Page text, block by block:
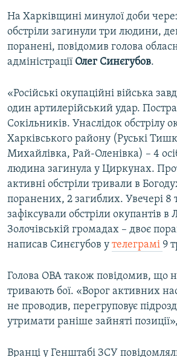
Усі сайти RFE/RL
На Харківщині минулої доби
обстріли загинули три людини,
поранені, повідомив голова
адміністрації Олег Синєгубов.
«Російські окупаційні війська
один артилерійський удар.
Сокільників. Унаслідок обстрілу
Харківського району (Руські
Михайлівка, Рай-Оленівка) – 4
людина загинула у Циркунах.
активні обстріли тривали в
поранених, 2 загиблих. Увечері 8
зафіксували обстріли окупантів в
Золочівській громадах – двоє
написав Синєгубов у телеграмі 9
Голова ОВА також повідомив, що
тривають бої. «Ворог активних
не проводив, перегруповує
утримати раніше зайняті
Вранці у Генштабі ЗСУ